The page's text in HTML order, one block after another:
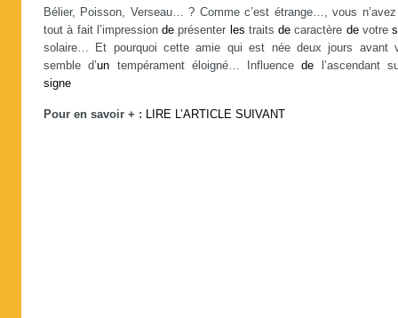
Bélier, Poisson, Verseau… ? Comme c’est étrange…, vous
tout à fait l’impression de présenter les traits de caractère devotre
solaire… Et pourquoi cette amie qui est née deux jours avant
semble d’un tempérament éloigné… Influencede l’ascendant
signe
Pour en savoir + : LIRE L’ARTICLE SUIVANT